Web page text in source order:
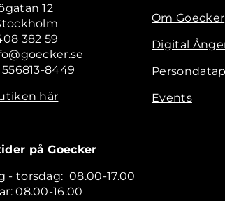
12
382 59
8449
här
på Goecker
- torsdag: 08.00-17.00
08.00-16.00
Om Goecker
Digital
Events